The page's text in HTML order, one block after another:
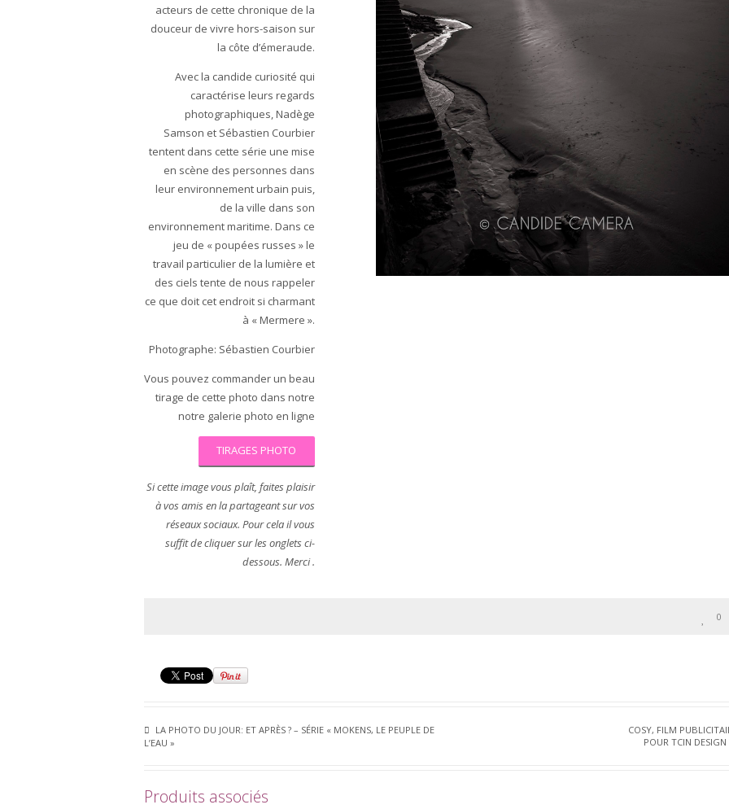
acteurs de cette chronique de la
douceur de vivre hors-saison sur
la côte d’émeraude.
Avec la candide curiosité qui
caractérise leurs regards
photographiques, Nadège
Samson et Sébastien Courbier
tentent dans cette série une mise
en scène des personnes dans
leur environnement urbain puis,
de la ville dans son
environnement maritime. Dans ce
jeu de « poupées russes » le
travail particulier de la lumière et
des ciels tente de nous rappeler
ce que doit cet endroit si charmant
à « Mermere ».
Photographe: Sébastien Courbier
Vous pouvez commander un beau
tirage de cette photo dans notre
notre galerie photo en ligne
TIRAGES PHOTO
Si cette image vous plaît, faites plaisir
à vos amis en la partageant sur vos
réseaux sociaux. Pour cela il vous
suffit de cliquer sur les onglets ci-
dessous. Merci .
0
LA PHOTO DU JOUR: ET APRÈS ? – SÉRIE « MOKENS, LE PEUPLE DE
L’EAU »
COSY, FILM
POUR TCIN DESIGN
Produits associés